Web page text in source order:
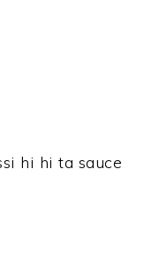
hi hi ta sauce